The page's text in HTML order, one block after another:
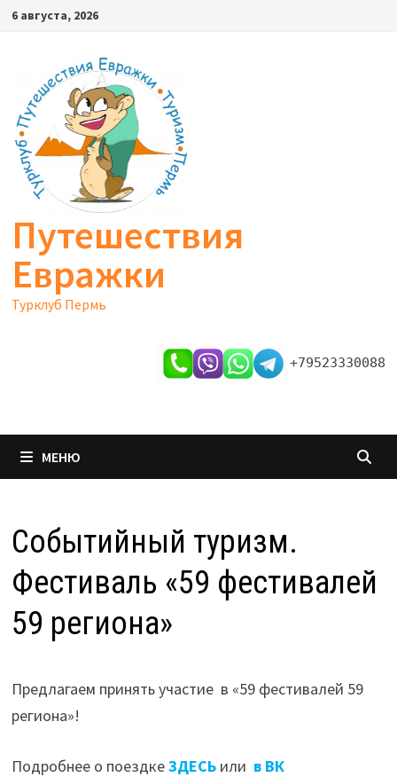
Перейти
содержимому
6 августа, 2026
Путешествия
Евражки
Турклуб Пермь
+79523330088
МЕНЮ
Событийный туризм.
Фестиваль «59 фестивалей
59 региона»
Предлагаем принять участие в «59 фестивалей 59
региона»!
Подробнее о поездкеЗДЕCЬили в ВК